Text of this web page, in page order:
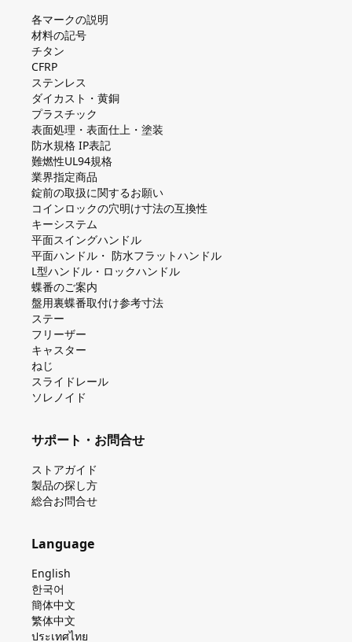
各マークの説明
材料の記号
チタン
CFRP
ステンレス
ダイカスト・⻩銅
プラスチック
表面処理・表面仕上・塗装
防⽔規格 IP表記
難燃性UL94規格
業界指定商品
錠前の取扱に関するお願い
コインロックの⽳明け⼨法の互換性
キーシステム
平⾯スイングハンドル
平⾯ハンドル・ 防⽔フラットハンドル
L型ハンドル・ロックハンドル
蝶番のご案内
盤⽤裏蝶番取付け参考⼨法
ステー
フリーザー
キャスター
ねじ
スライドレール
ソレノイド
サポート・お問合せ
ストアガイド
製品の探し⽅
総合お問合せ
Language
English
한국어
簡体中文
繁体中文
ประเทศไทย